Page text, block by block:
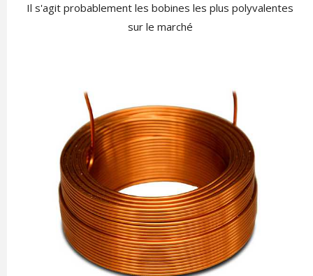
Il s'agit probablement les bobines les plus polyvalentes
sur le marché